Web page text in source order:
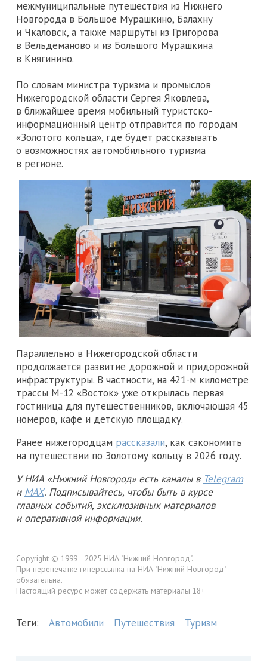
межмуниципальные путешествия из Нижнего
Новгорода в Большое Мурашкино, Балахну
и Чкаловск, а также маршруты из Григорова
в Вельдеманово и из Большого Мурашкина
в Княгинино.
По словам министра туризма и промыслов
Нижегородской области Сергея Яковлева,
в ближайшее время мобильный туристско-
информационный центр отправится по городам
«Золотого кольца», где будет рассказывать
о возможностях автомобильного туризма
в регионе.
Параллельно в Нижегородской области
продолжается развитие дорожной и придорожной
инфраструктуры. В частности, на 421-м километре
трассы М-12 «Восток» уже открылась первая
гостиница для путешественников, включающая 45
номеров, кафе и детскую площадку.
Ранее нижегородцам рассказали, как сэкономить
на путешествии по Золотому кольцу в 2026 году.
У НИА «Нижний Новгород» есть каналы в Telegram
и MAX. Подписывайтесь, чтобы быть в курсе
главных событий, эксклюзивных материалов
и оперативной информации.
Copyright © 1999—2025 НИА "Нижний Новгород".
При перепечатке гиперссылка на НИА "Нижний Новгород"
обязательна.
Настоящий ресурс может содержать материалы 18+
Теги: Автомобили Путешествия Туризм